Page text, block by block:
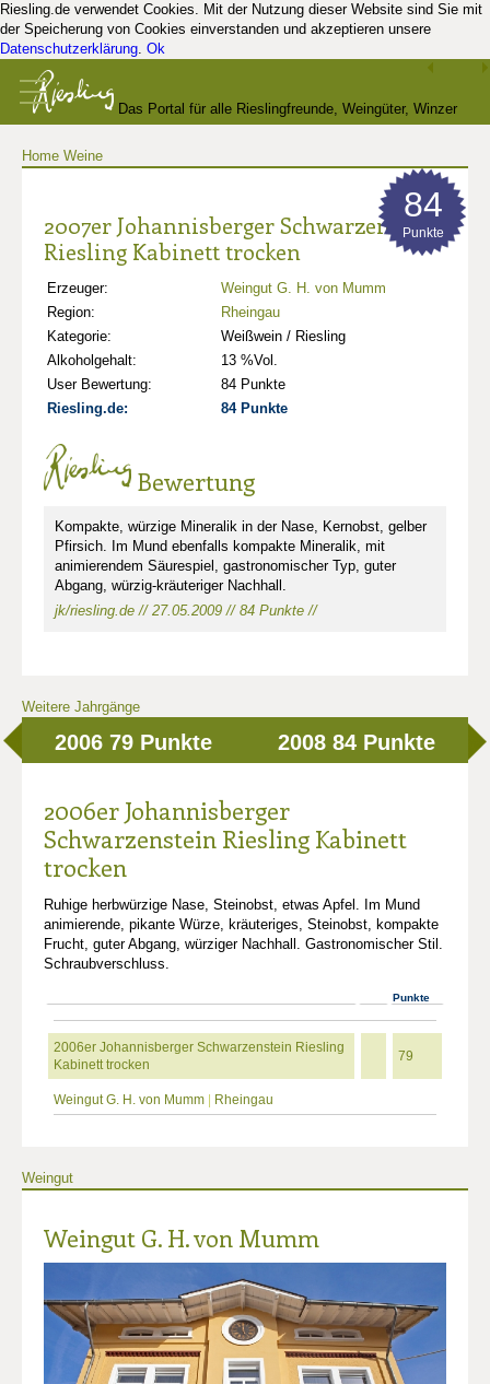
Riesling.de verwendet Cookies. Mit der Nutzung dieser Website sind Sie mit
der Speicherung von Cookies einverstanden und akzeptieren unsere
Datenschutzerklärung. Ok
Das Portal für alle Rieslingfreunde, Weingüter, Winzer
Home Weine
2007er Johannisberger Schwarzenstein
Riesling Kabinett trocken
Erzeuger:
Weingut G. H. von Mumm
Region:
Rheingau
Kategorie:
Weißwein / Riesling
Alkoholgehalt:
13 %Vol.
User Bewertung:
84 Punkte
Riesling.de:
84 Punkte
84
Punkte
Bewertung
Kompakte, würzige Mineralik in der Nase, Kernobst, gelber
Pfirsich. Im Mund ebenfalls kompakte Mineralik, mit
animierendem Säurespiel, gastronomischer Typ, guter
Abgang, würzig-kräuteriger Nachhall.
jk/riesling.de // 27.05.2009 // 84 Punkte //
Weitere Jahrgänge
2006 79 Punkte 2008 84 Punkte
2006er Johannisberger
Schwarzenstein Riesling Kabinett
trocken
Ruhige herbwürzige Nase, Steinobst, etwas Apfel. Im Mund
animierende, pikante Würze, kräuteriges, Steinobst, kompakte
Frucht, guter Abgang, würziger Nachhall. Gastronomischer Stil.
Schraubverschluss.
Punkte
2006er Johannisberger Schwarzenstein Riesling
Kabinett trocken
79
Weingut G. H. von Mumm Rheingau
Weingut
Weingut G. H. von Mumm